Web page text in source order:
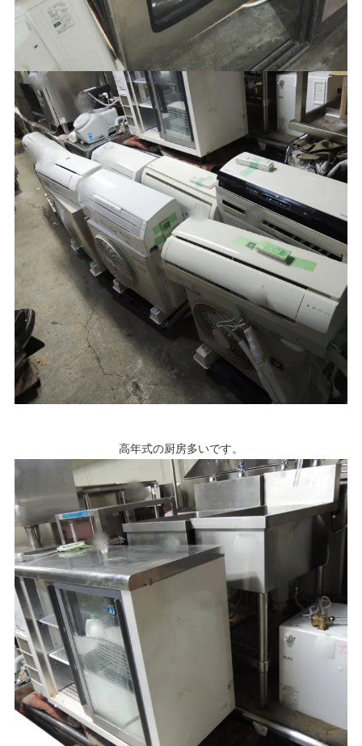
高年式の厨房多いです。